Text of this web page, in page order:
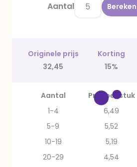
Aantal
Originele prijs Korting
32,45
15%
Aantal Prijs per stuk
1-4
6,49
5-9
5,52
10-19
5,19
20-29
4,54